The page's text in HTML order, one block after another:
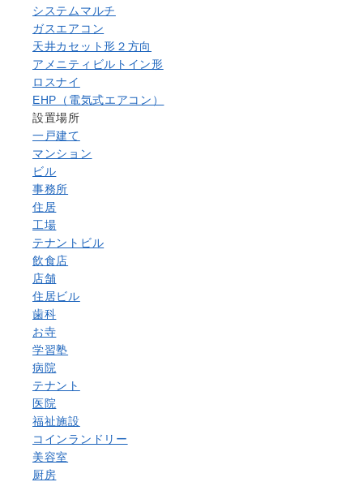
システムマルチ
ガスエアコン
天井カセット形２方向
アメニティビルトイン形
ロスナイ
EHP（電気式エアコン）
設置場所
一戸建て
マンション
ビル
事務所
住居
工場
テナントビル
飲食店
店舗
住居ビル
歯科
お寺
学習塾
病院
テナント
医院
福祉施設
コインランドリー
美容室
厨房